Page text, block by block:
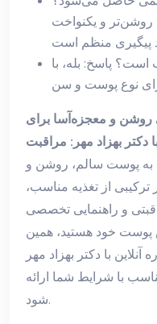
روشن‌تر و یکنواخت
پاسخ: بله، با
روشن و معجزه‌آسا برای
بهزاد مهر: مراقبت
به پوست سالم، روشن و
از تغذیه مناسب،
و راهنمایی تخصصی
پوست خود هستید، همین
آنلاین با دکتر بهزاد مهر
با شرایط شما ارائه
شود.